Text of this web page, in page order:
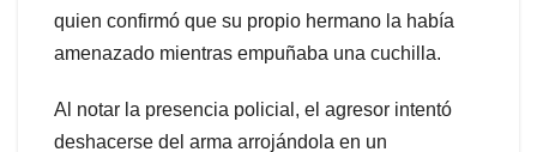
quien confirmó que su propio hermano la había
amenazado mientras empuñaba una cuchilla.
Al notar la presencia policial, el agresor intentó
deshacerse del arma arrojándola en un